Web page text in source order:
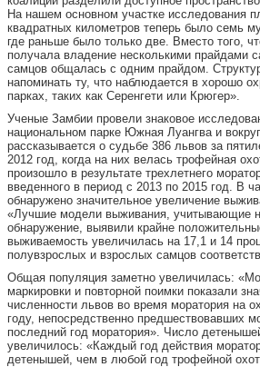
На нашем основном участке исследования
квадратных километров теперь было семь
где раньше было только две. Вместо того,
получала владение несколькими прайдами
самцов общалась с одним прайдом.
напоминать ту, что наблюдается в хорошо
парках, таких как Серенгети или Крюгер».
Ученые Замбии провели знаковое
национальном парке Южная Луангва и
рассказывается о судьбе 386 львов за
2012 год, когда на них велась трофейная
произошло в результате трехлетнего
введенного в период с 2013 по 2015 год. В
обнаружено значительное увеличение
«Лучшие модели выживания, учитывающие
обнаружение, выявили крайне
выживаемость увеличилась на 17,1 и 14
полувзрослых и взрослых самцов
Общая популяция заметно увеличилась:
маркировки и повторной поимки показали
численности львов во время моратория на
году, непосредственно предшествовавших
последний год моратория». Число
увеличилось: «Каждый год действия
детенышей, чем в любой год трофейной